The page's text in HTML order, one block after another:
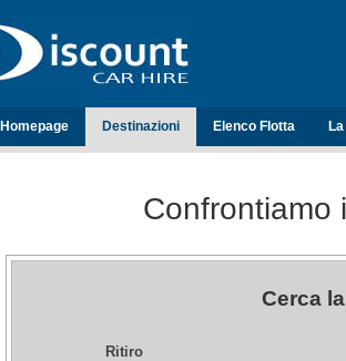
Homepage Destinazioni Elenco Flotta
Confrontiamo
Cerca
Ritiro